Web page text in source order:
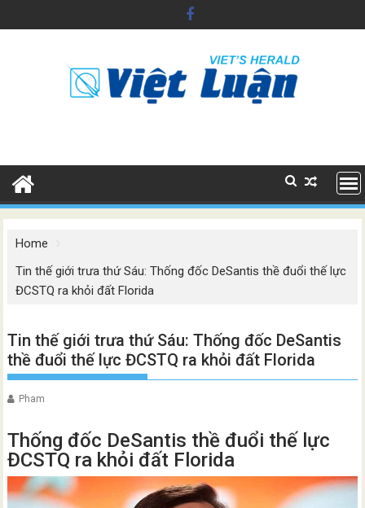
to
Home
Tin thế giới trưa thứ Sáu: Thống đốc DeSantis thề đuổi thế lực
ĐCSTQ ra khỏi đất Florida
Tin thế giới trưa thứ Sáu: Thống đốc DeSantis
thề đuổi thế lực ĐCSTQ ra khỏi đất Florida
Pham
Thống đốc DeSantis thề đuổi thế lực
ĐCSTQ ra khỏi đất Florida